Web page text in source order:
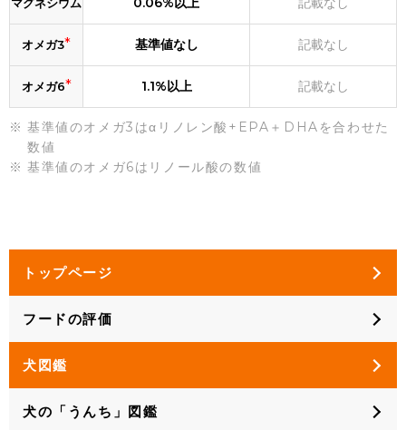
オメガ3* 基準値なし 記載なし
オメガ6* 1.1%以上 記載なし
基準値のオメガ3はαリノレン酸+EPA＋DHAを合わせた
数値
基準値のオメガ6はリノール酸の数値
トップページ
フードの評価
犬図鑑
犬の「うんち」図鑑